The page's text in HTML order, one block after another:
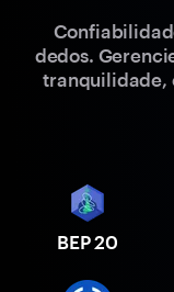
dedos.
tranquilidade,
BEP 20